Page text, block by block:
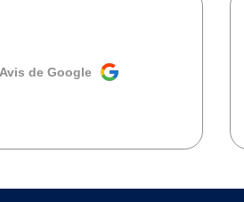
Avis de Google